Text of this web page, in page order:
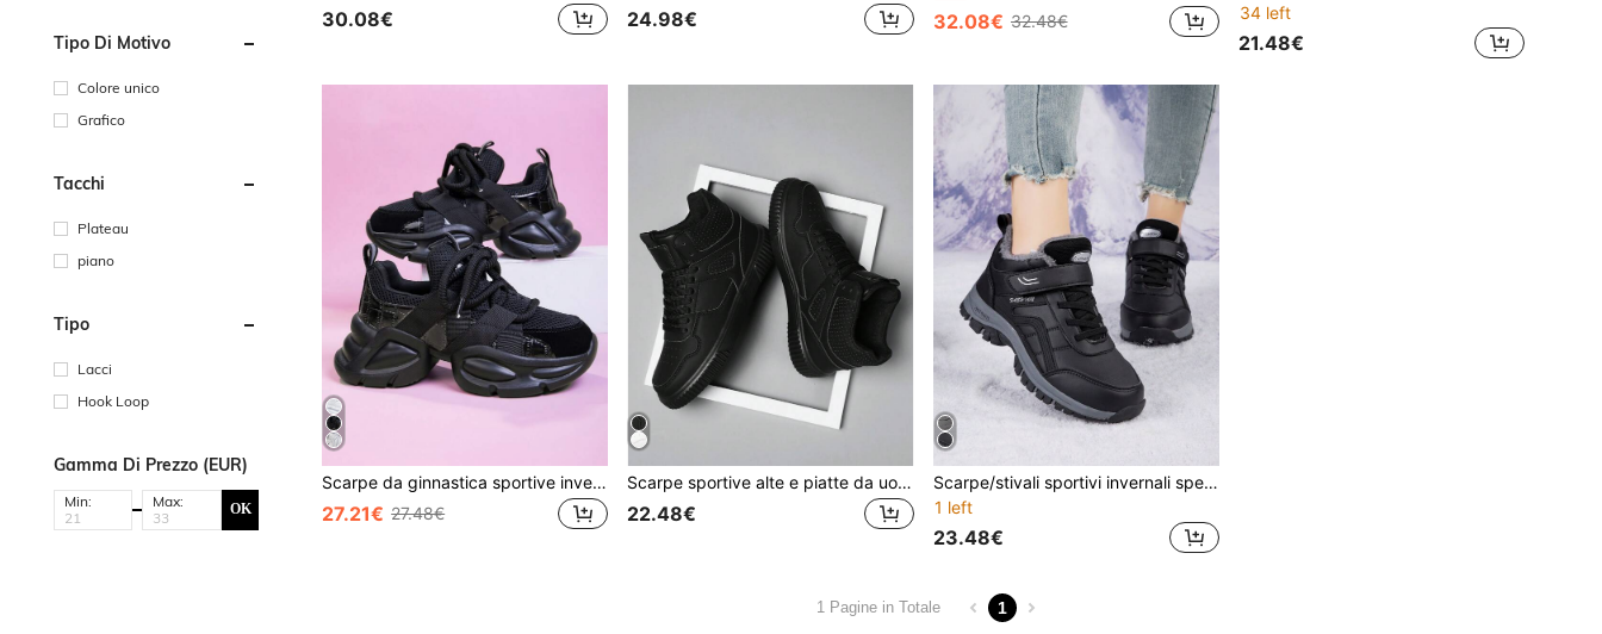
Tipo Di Motivo
Colore unico
Grafico
Tacchi
Plateau
piano
Tipo
Lacci
Hook Loop
Gamma Di Prezzo (EUR)
Min: Max: OK
30.08€ 24.98€ 32.08€ 32.48€
34 left
21.48€
Scarpe da ginnastica sportive invernali da donna in rete a tinta unita, con suola spessa, stringate, traspiranti, con platform alto e chunky
27.21€ 27.48€
Scarpe sportive alte e piatte da uomo, scarpe da skate all'aperto con lacci di colore unito, nuove scarpe casual da uomo 2024, per appuntamenti, adatte a tutte le stagioni, sneaker da uomo
22.48€
Scarpe/stivali sportivi invernali spessi e caldi per donne di mezza età e anziane, stivali da neve
1 left
23.48€
1 Pagine in Totale 1